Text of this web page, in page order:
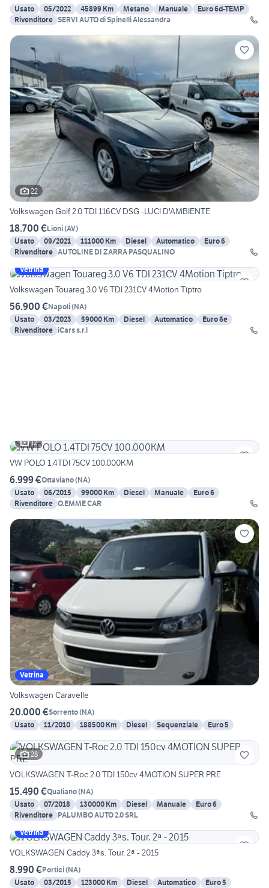
Usato
05/2022 45899 Km Metano Manuale
Euro 6d-TEMP
Rivenditore SERVI AUTO di Spinelli Alessandra
22
Volkswagen Golf 2.0 TDI 116CV DSG -LUCI D'AMBIENTE
18.700 €Lioni(AV)
Usato
09/2021 111000 Km Diesel Automatico
Euro 6
Rivenditore AUTOLINE DI ZARRA PASQUALINO
Vetrina
Volkswagen Touareg 3.0 V6 TDI 231CV 4Motion Tiptro
56.900 €Napoli(NA)
Usato
03/2023 59000 Km Diesel Automatico
Euro 6e
Rivenditore iCars s.r.l
12
VW POLO 1.4TDI 75CV 100.000KM
6.999 €Ottaviano(NA)
Usato
06/2015 99000 Km Diesel Manuale
Euro 6
Rivenditore O.EMME CAR
Vetrina
Volkswagen Caravelle
20.000 €Sorrento(NA)
Usato
11/2010 188500 Km Diesel Sequenziale Euro 5
28
VOLKSWAGEN T-Roc 2.0 TDI 150cv 4MOTION SUPER PRE
15.490 €Qualiano(NA)
Usato
07/2018 130000 Km Diesel Manuale
Euro 6
Rivenditore PALUMBO AUTO 2.0 SRL
Vetrina
VOLKSWAGEN Caddy 3ªs. Tour. 2ª - 2015
8.990 €Portici(NA)
Usato
03/2015 123000 Km Diesel Automatico
Euro 5